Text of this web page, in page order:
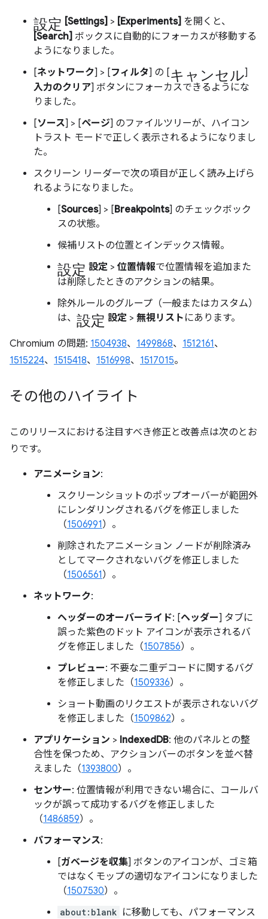
設定 [Settings] > [Experiments] を開くと、
[Search] ボックスに自動的にフォーカスが移動する
ようになりました。
[ネットワーク] > [フィルタ] の [キャンセル]
入力のクリア] ボタンにフォーカスできるようにな
りました。
[ソース] > [ページ] のファイルツリーが、ハイコン
トラスト モードで正しく表示されるようになりまし
た。
スクリーン リーダーで次の項目が正しく読み上げら
れるようになりました。
[Sources] > [Breakpoints] のチェックボック
スの状態。
候補リストの位置とインデックス情報。
設定 設定 > 位置情報で位置情報を追加また
は削除したときのアクションの結果。
除外ルールのグループ（一般またはカスタム）
は、 設定 設定 > 無視リスト にあります。
Chromium の問題: 1504938、 1499868、 1512161、
1515224、 1515418、 1516998、 1517015。
その他のハイライト
このリリースにおける注目すべき修正と改善点は次のとお
りです。
アニメーション:
スクリーンショットのポップオーバーが範囲外
にレンダリングされるバグを修正しました
（1506991）。
削除されたアニメーション ノードが削除済み
としてマークされないバグを修正しました
（1506561）。
ネットワーク:
ヘッダーのオーバーライド: [ヘッダー] タブに
誤った紫色のドット アイコンが表示されるバ
グを修正しました（1507856）。
プレビュー: 不要な二重デコードに関するバグ
を修正しました（1509336）。
ショート動画のリクエストが表示されないバグ
を修正しました（1509862）。
アプリケーション > IndexedDB: 他のパネルとの整
合性を保つため、アクションバーのボタンを並べ替
えました（1393800）。
センサー: 位置情報が利用できない場合に、コールバ
ックが誤って成功するバグを修正しました
（1486859）。
パフォーマンス:
[ガベージを収集] ボタンのアイコンが、ゴミ箱
ではなくモップの適切なアイコンになりました
（1507530）。
about:blank に移動しても、パフォーマンス